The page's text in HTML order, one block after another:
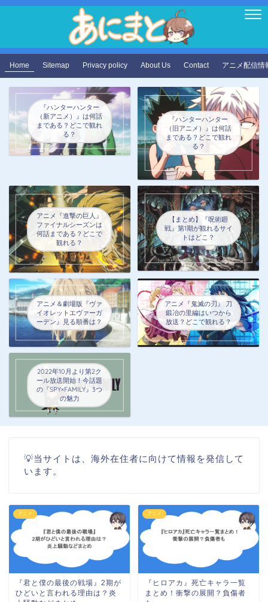
Home Sitemap Privacy policy About Us Contact アニメ配信情
『ハンターハンター
（新アニメ）』は何話
まである？どこで観れ
る？
『ハンターハンター
（旧アニメ）』は何話
まである？どこで観れ
る？
アニメ『進撃の巨人』
ファイナルシーズンは
何話まである？どこで
観れる？
【まとめ】『呪術廻
戦』第1期が観れるサイ
トはどこ？
アニメ＆劇場版『ヴァ
イオレットエヴァーガ
ーデン』見る順番は？
アニメ『鬼滅の刃』 刀
鍛冶の里編はいつから
放送？どこで観れる？
2022年10月より第2ク
ール放送開始！今話題
の『SPY×FAMILY』3つ
の魅力
💡当サイトは、海外在住者に向けて情報を発信して
います。
アニメ
『君と僕の最後の戦場』2期が
ひどいと言われる理由は？炎
アニメ
『ヒロアカ』死亡キャラ一覧
まとめ！衝撃の展開？負傷者